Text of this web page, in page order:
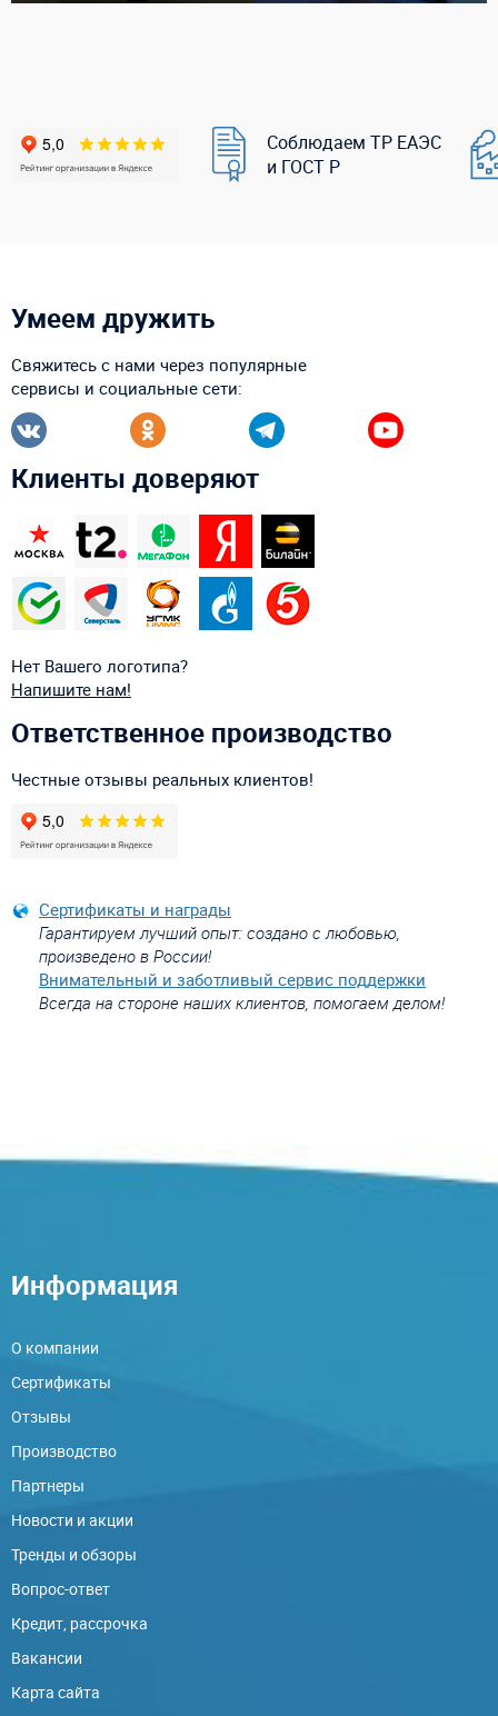
Соблюдаем ТР ЕАЭС
и ГОСТ Р
Умеем дружить
Свяжитесь с нами через популярные
сервисы и социальные сети:
Клиенты доверяют
Нет Вашего логотипа?
Напишите нам!
Ответственное производство
Честные отзывы реальных клиентов!
Сертификаты и награды
Гарантируем лучший опыт: создано с любовью,
произведено в России!
Внимательный и заботливый сервис поддержки
Всегда на стороне наших клиентов, помогаем делом!
Информация
О компании
Сертификаты
Отзывы
Производство
Партнеры
Новости и акции
Тренды и обзоры
Вопрос-ответ
Кредит, рассрочка
Вакансии
Карта сайта